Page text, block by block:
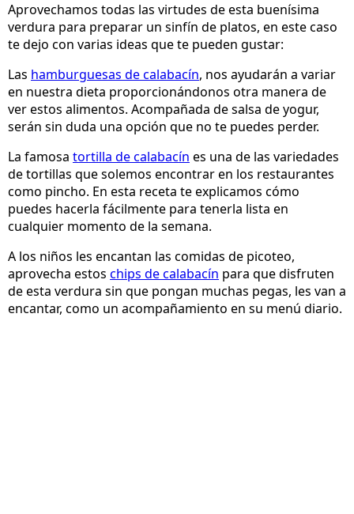
Aprovechamos todas las virtudes de esta buenísima
verdura para preparar un sinfín de platos, en este caso
te dejo con varias ideas que te pueden gustar:
Las hamburguesas de calabacín, nos ayudarán a variar
en nuestra dieta proporcionándonos otra manera de
ver estos alimentos. Acompañada de salsa de yogur,
serán sin duda una opción que no te puedes perder.
La famosa tortilla de calabacín es una de las variedades
de tortillas que solemos encontrar en los restaurantes
como pincho. En esta receta te explicamos cómo
puedes hacerla fácilmente para tenerla lista en
cualquier momento de la semana.
A los niños les encantan las comidas de picoteo,
aprovecha estos chips de calabacín para que disfruten
de esta verdura sin que pongan muchas pegas, les van a
encantar, como un acompañamiento en su menú diario.